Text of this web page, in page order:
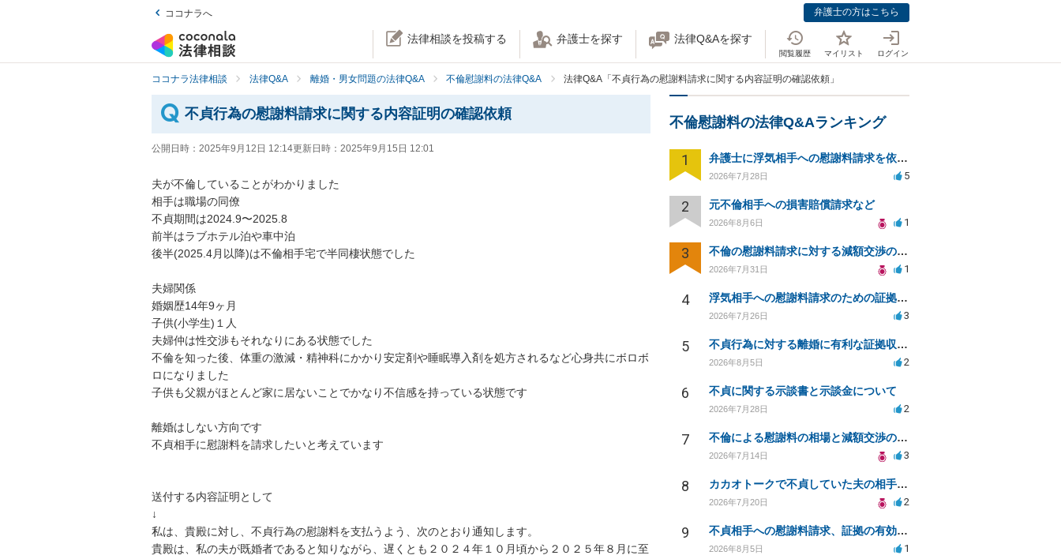
ココナラへ 弁護士の方はこちら
法律相談を投稿する 弁護士を探す 法律Q&Aを探す
閲覧履歴 マイリスト ログイン
ココナラ法律相談 法律Q&A 離婚・男女問題の法律Q&A 不倫慰謝料の法律Q&A 法律Q&A「不貞行為の慰謝料請求に関する内容証明の確認依頼」
不貞行為の慰謝料請求に関する内容証明の確認依頼
公開日時： 2025年9月12日 12:14更新日時： 2025年9月15日 12:01
夫が不倫していることがわかりました
相手は職場の同僚
不貞期間は2024.9〜2025.8
前半はラブホテル泊や車中泊
後半(2025.4月以降)は不倫相手宅で半同棲状態でした
夫婦関係
婚姻歴14年9ヶ月
子供(小学生)１人
夫婦仲は性交渉もそれなりにある状態でした
不倫を知った後、体重の激減・精神科にかかり安定剤や睡眠導入剤を処方されるなど心身共にボロボ
ロになりました
子供も父親がほとんど家に居ないことでかなり不信感を持っている状態です
離婚はしない方向です
不貞相手に慰謝料を請求したいと考えています
送付する内容証明として
↓
私は、貴殿に対し、不貞行為の慰謝料を支払うよう、次のとおり通知します。
貴殿は、私の夫が既婚者であると知りながら、遅くとも２０２４年１０月頃から２０２５年８月に至
不倫慰謝料の法律Q&Aランキング
1 弁護士に浮気相手への慰謝料請求を依頼する費用相場は？
2026年7月28日 5
2 元不倫相手への損害賠償請求など
2026年8月6日 1
3 不倫の慰謝料請求に対する減額交渉の可能性と対策
2026年7月31日 1
4 浮気相手への慰謝料請求のための証拠集めと探偵選び
2026年7月26日 3
5 不貞行為に対する離婚に有利な証拠収集方法と法的手続きについて
2026年8月5日 2
6 不貞に関する示談書と示談金について
2026年7月28日 2
7 不倫による慰謝料の相場と減額交渉の可能性について
2026年7月14日 3
8 カカオトークで不貞していた夫の相手を特定したい
2026年7月20日 2
9 不貞相手への慰謝料請求、証拠の有効性と対応方法は？
2026年8月5日 1